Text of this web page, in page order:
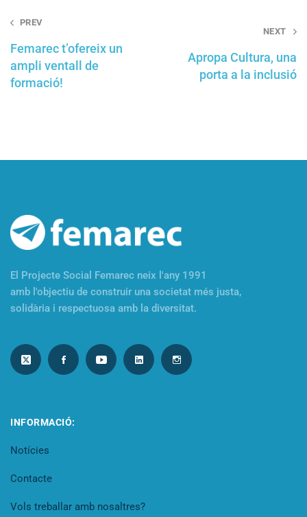
Post
PREV
Femarec t’ofereix un
ampli ventall de
formació!
NEXT
Apropa Cultura, una
porta a la inclusió
El Projecte Social Femarec neix l'any 1991
amb l'objectiu de construir una societat més justa,
solidària i respectuosa amb la diversitat.
INFORMACIÓ:
Notícies
Contacte
Vols treballar amb nosaltres?